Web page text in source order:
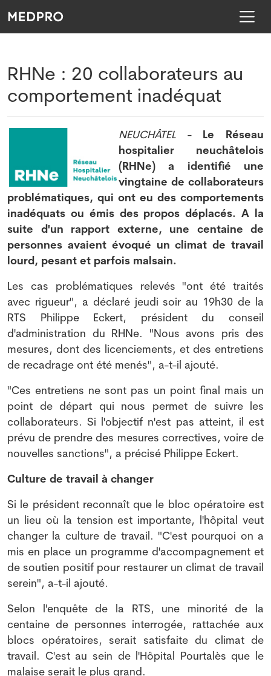
RHNe : 20 collaborateurs au
comportement inadéquat
NEUCHÂTEL - Le Réseau
hospitalier neuchâtelois
(RHNe) a identifié une
vingtaine de collaborateurs
problématiques, qui ont eu des comportements
inadéquats ou émis des propos déplacés. A la
suite d'un rapport externe, une centaine de
personnes avaient évoqué un climat de travail
lourd, pesant et parfois malsain.
Les cas problématiques relevés "ont été traités
avec rigueur", a déclaré jeudi soir au 19h30 de la
RTS Philippe Eckert, président du conseil
d'administration du RHNe. "Nous avons pris des
mesures, dont des licenciements, et des entretiens
de recadrage ont été menés", a-t-il ajouté.
"Ces entretiens ne sont pas un point final mais un
point de départ qui nous permet de suivre les
collaborateurs. Si l'objectif n'est pas atteint, il est
prévu de prendre des mesures correctives, voire de
nouvelles sanctions", a précisé Philippe Eckert.
Culture de travail à changer
Si le président reconnaît que le bloc opératoire est
un lieu où la tension est importante, l'hôpital veut
changer la culture de travail. "C'est pourquoi on a
mis en place un programme d'accompagnement et
de soutien positif pour restaurer un climat de travail
serein", a-t-il ajouté.
Selon l'enquête de la RTS, une minorité de la
centaine de personnes interrogée, rattachée aux
blocs opératoires, serait satisfaite du climat de
travail. C'est au sein de l'Hôpital Pourtalès que le
malaise serait le plus grand.